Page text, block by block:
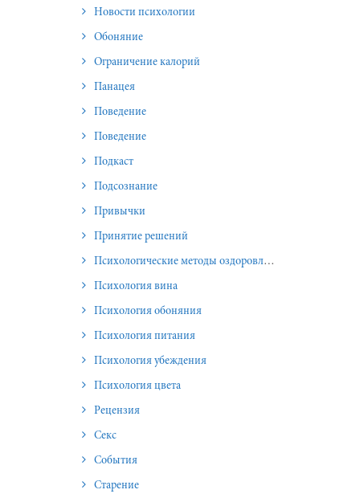
Новости психологии
Обоняние
Ограничение калорий
Панацея
Поведение
Поведение
Подкаст
Подсознание
Привычки
Принятие решений
Психологические методы оздоровления и омоложения
Психология вина
Психология обоняния
Психология питания
Психология убеждения
Психология цвета
Рецензия
Секс
События
Старение